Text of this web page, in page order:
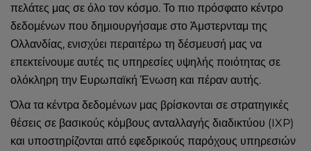
πελάτες μας σε όλο τον κόσμο. Το πιο πρόσφατο κέντρο
δεδομένων που δημιουργήσαμε στο Άμστερνταμ της
Ολλανδίας, ενισχύει περαιτέρω τη δέσμευσή μας να
επεκτείνουμε αυτές τις υπηρεσίες υψηλής ποιότητας σε
ολόκληρη την Ευρωπαϊκή Ένωση και πέραν αυτής.
Όλα τα κέντρα δεδομένων μας βρίσκονται σε στρατηγικές
θέσεις σε βασικούς κόμβους ανταλλαγής διαδικτύου (IXP)
και υποστηρίζονται από εφεδρικούς παρόχους υπηρεσιών